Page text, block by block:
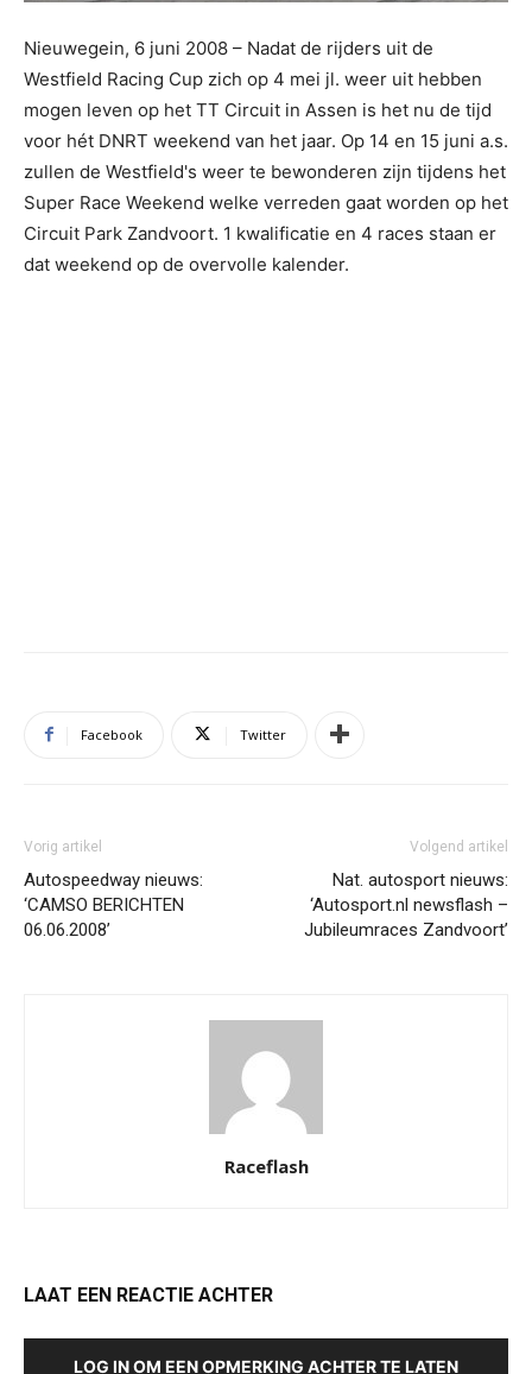
Nieuwegein, 6 juni 2008 – Nadat de rijders uit de
Westfield Racing Cup zich op 4 mei jl. weer uit hebben
mogen leven op het TT Circuit in Assen is het nu de tijd
voor hét DNRT weekend van het jaar. Op 14 en 15 juni a.s.
zullen de Westfield's weer te bewonderen zijn tijdens het
Super Race Weekend welke verreden gaat worden op het
Circuit Park Zandvoort. 1 kwalificatie en 4 races staan er
dat weekend op de overvolle kalender.
Facebook Twitter
Vorig artikel
Autospeedway nieuws:
‘CAMSO BERICHTEN
06.06.2008’
Volgend artikel
Nat. autosport nieuws:
‘Autosport.nl newsflash –
Jubileumraces Zandvoort’
Raceflash
LAAT EEN REACTIE ACHTER
LOG IN OM EEN OPMERKING ACHTER TE LATEN